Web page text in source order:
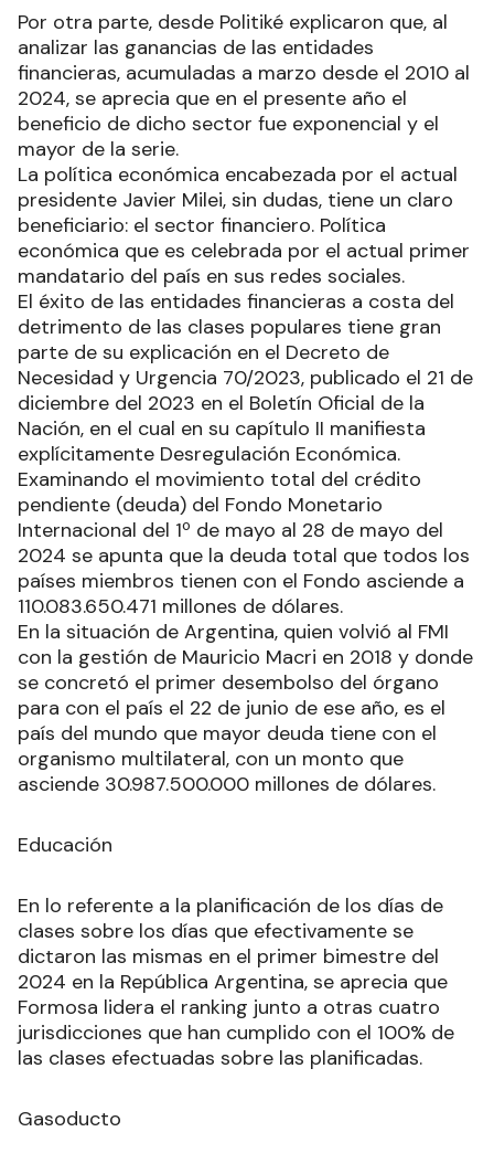
financieras, acumuladas a marzo desde el 2010 al
2024, se aprecia que en el presente año el
beneficio de dicho sector fue exponencial y el
mayor de la serie.
La política económica encabezada por el actual
presidente Javier Milei, sin dudas, tiene un claro
beneficiario: el sector financiero. Política
económica que es celebrada por el actual primer
mandatario del país en sus redes sociales.
El éxito de las entidades financieras a costa del
detrimento de las clases populares tiene gran
parte de su explicación en el Decreto de
Necesidad y Urgencia 70/2023, publicado el 21 de
diciembre del 2023 en el Boletín Oficial de la
Nación, en el cual en su capítulo II manifiesta
explícitamente Desregulación Económica.
Examinando el movimiento total del crédito
pendiente (deuda) del Fondo Monetario
Internacional del 1º de mayo al 28 de mayo del
2024 se apunta que la deuda total que todos los
países miembros tienen con el Fondo asciende a
110.083.650.471 millones de dólares.
En la situación de Argentina, quien volvió al FMI
con la gestión de Mauricio Macri en 2018 y donde
se concretó el primer desembolso del órgano
para con el país el 22 de junio de ese año, es el
país del mundo que mayor deuda tiene con el
organismo multilateral, con un monto que
asciende 30.987.500.000 millones de dólares.
Educación
En lo referente a la planificación de los días de
dictaron las mismas en el primer bimestre del
2024 en la República Argentina, se aprecia que
Formosa lidera el ranking junto a otras cuatro
jurisdicciones que han cumplido con el 100% de
las clases efectuadas sobre las planificadas.
Gasoducto
El Gasoducto Néstor Kirchner transporta 11